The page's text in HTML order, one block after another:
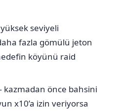
seviyeli
fazla gömülü jeton
köyünü raid
önce bahsini
x10’a izin veriyorsa